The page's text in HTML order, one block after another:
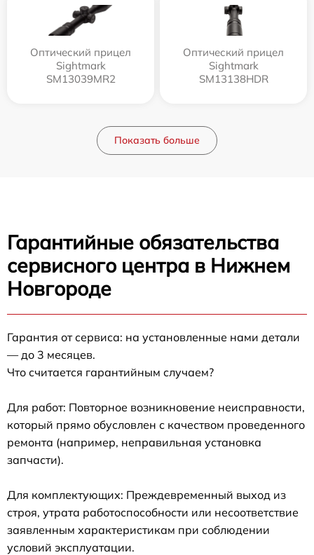
Оптический прицел
Sightmark
SM13039MR2
Оптический прицел
Sightmark
SM13138HDR
Показать больше
Гарантийные обязательства
сервисного центра в Нижнем
Новгороде
Гарантия от сервиса: на установленные нами детали
— до 3 месяцев.
Что считается гарантийным случаем?
Для работ: Повторное возникновение неисправности,
который прямо обусловлен с качеством проведенного
ремонта (например, неправильная установка
запчасти).
Для комплектующих: Преждевременный выход из
строя, утрата работоспособности или несоответствие
заявленным характеристикам при соблюдении
условий эксплуатации.